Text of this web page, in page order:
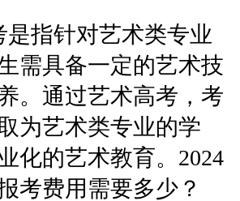
指针对艺术类专业
需具备一定的艺术技
。通过艺术高考，考
为艺术类专业的学
化的艺术教育。2024
考费用需要多少？